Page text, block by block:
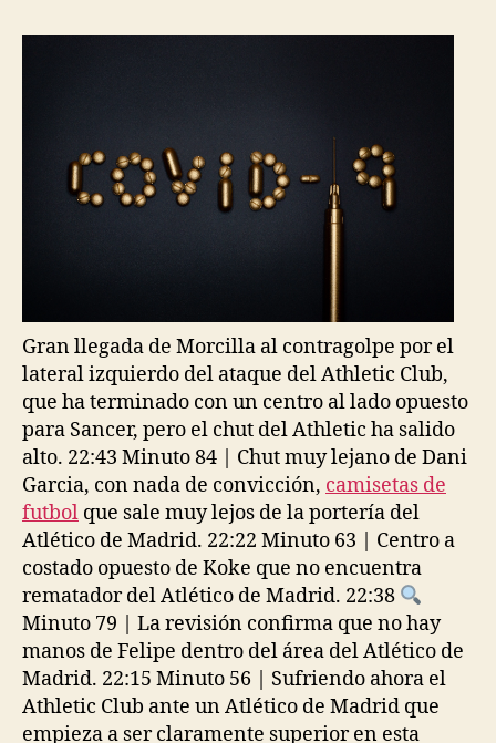
Gran llegada de Morcilla al contragolpe por el
lateral izquierdo del ataque del Athletic Club,
que ha terminado con un centro al lado opuesto
para Sancer, pero el chut del Athletic ha salido
alto. 22:43 Minuto 84 | Chut muy lejano de Dani
Garcia, con nada de convicción, camisetas de
futbol que sale muy lejos de la portería del
Atlético de Madrid. 22:22 Minuto 63 | Centro a
costado opuesto de Koke que no encuentra
rematador del Atlético de Madrid. 22:38
Minuto 79 | La revisión confirma que no hay
manos de Felipe dentro del área del Atlético de
Madrid. 22:15 Minuto 56 | Sufriendo ahora el
Athletic Club ante un Atlético de Madrid que
empieza a ser claramente superior en esta